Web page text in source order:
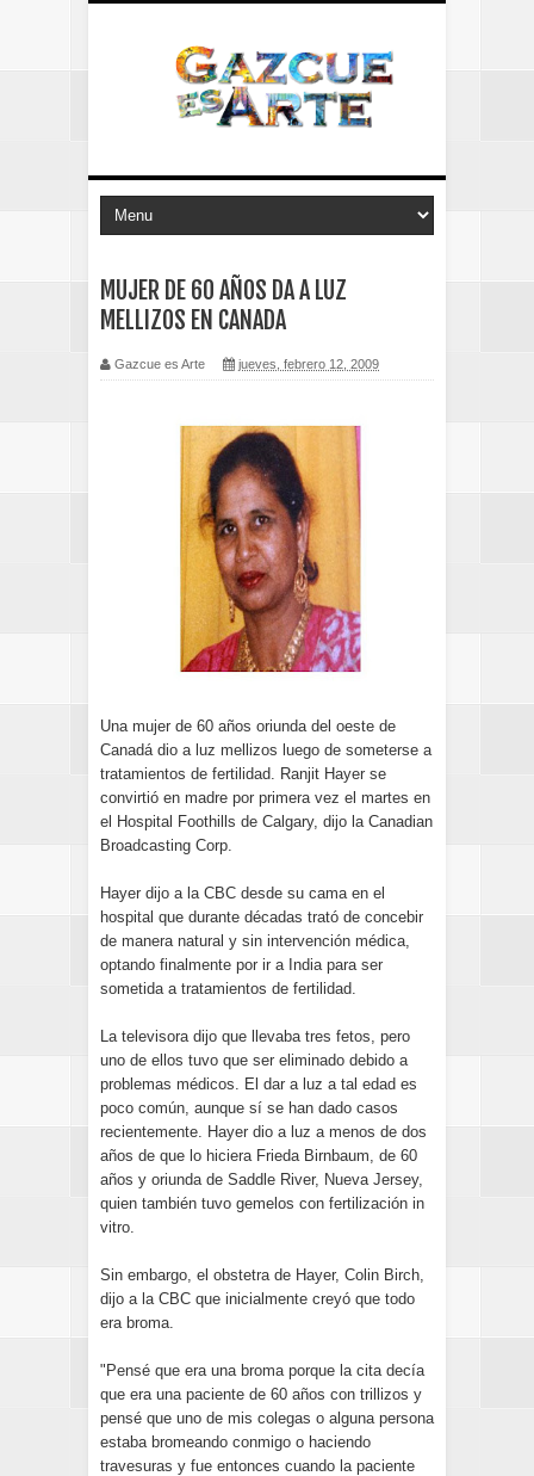
MUJER DE 60 AÑOS DA A LUZ
MELLIZOS EN CANADA
Gazcue es Arte jueves, febrero 12, 2009
Una mujer de 60 años oriunda del oeste de
Canadá dio a luz mellizos luego de someterse a
tratamientos de fertilidad. Ranjit Hayer se
convirtió en madre por primera vez el martes en
el Hospital Foothills de Calgary, dijo la Canadian
Broadcasting Corp.
Hayer dijo a la CBC desde su cama en el
hospital que durante décadas trató de concebir
de manera natural y sin intervención médica,
optando finalmente por ir a India para ser
sometida a tratamientos de fertilidad.
La televisora dijo que llevaba tres fetos, pero
uno de ellos tuvo que ser eliminado debido a
problemas médicos. El dar a luz a tal edad es
poco común, aunque sí se han dado casos
recientemente. Hayer dio a luz a menos de dos
años de que lo hiciera Frieda Birnbaum, de 60
años y oriunda de Saddle River, Nueva Jersey,
quien también tuvo gemelos con fertilización in
vitro.
Sin embargo, el obstetra de Hayer, Colin Birch,
dijo a la CBC que inicialmente creyó que todo
era broma.
"Pensé que era una broma porque la cita decía
que era una paciente de 60 años con trillizos y
pensé que uno de mis colegas o alguna persona
estaba bromeando conmigo o haciendo
travesuras y fue entonces cuando la paciente